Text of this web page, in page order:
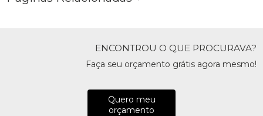
ENCONTROU O QUE PROCURAVA?
Faça seu orçamento grátis agora mesmo!
Quero meu
orçamento